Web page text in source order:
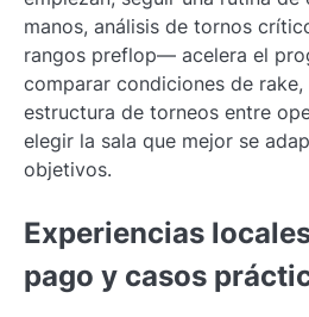
manos, análisis de tornos
rangos preflop— acelera el
comparar condiciones de
estructura de torneos entre
elegir la sala que mejor se
objetivos.
Experiencias
pago y casos